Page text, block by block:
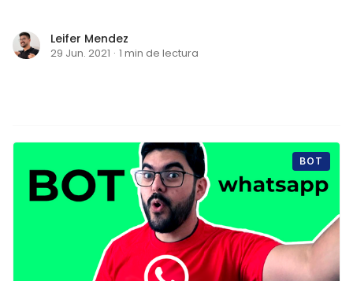
Leifer Mendez
29 Jun. 2021 · 1 min de lectura
BOT